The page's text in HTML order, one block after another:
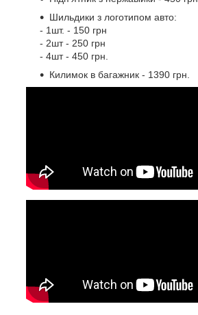
Шильдики з логотипом авто:
- 1шт. - 150 грн
- 2шт - 250 грн
- 4шт - 450 грн.
Килимок в багажник - 1390 грн.